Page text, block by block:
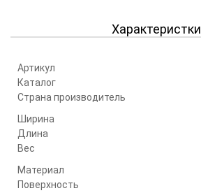
Характеристки
Артикул
Каталог
Страна производитель
Ширина
Длина
Вес
Материал
Поверхность